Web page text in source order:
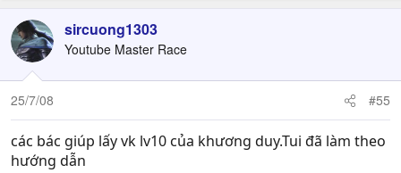
sircuong1303
Youtube Master Race
25/7/08 #55
các bác giúp lấy vk lv10 của khương duy.Tui đã làm theo
hướng dẫn